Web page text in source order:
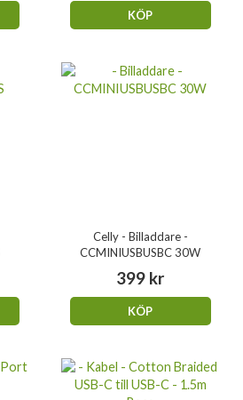
KÖP
Celly - Billaddare -
CCMINIUSBUSBC 30W
399 kr
KÖP